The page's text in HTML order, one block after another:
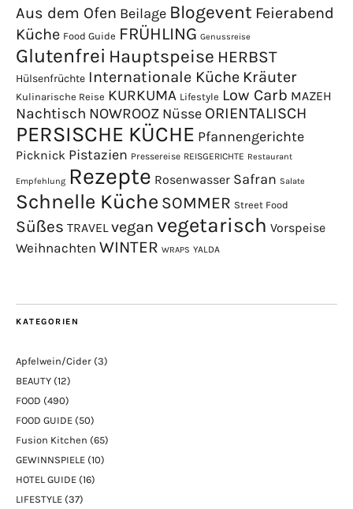
Aus dem Ofen Beilage Blogevent Feierabend
Küche Food Guide FRÜHLING Genussreise
Glutenfrei Hauptspeise HERBST
Hülsenfrüchte Internationale Küche Kräuter
Kulinarische Reise KURKUMA Lifestyle Low Carb MAZEH
Nachtisch NOWROOZ Nüsse ORIENTALISCH
PERSISCHE KÜCHE Pfannengerichte
Picknick Pistazien Pressereise REISGERICHTE Restaurant
Empfehlung Rezepte Rosenwasser Safran Salate
Schnelle Küche SOMMER Street Food
Süßes TRAVEL vegan vegetarisch Vorspeise
Weihnachten WINTER WRAPS YALDA
KATEGORIEN
Apfelwein/Cider (3)
BEAUTY (12)
FOOD (490)
FOOD GUIDE (50)
Fusion Kitchen (65)
GEWINNSPIELE (10)
HOTEL GUIDE (16)
LIFESTYLE (37)